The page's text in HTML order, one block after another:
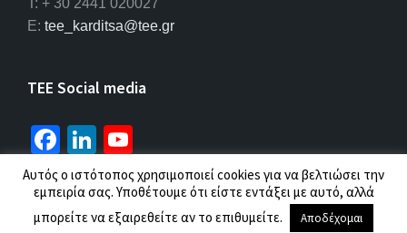
E: tee_karditsa@tee.gr
TEE Social media
Fa
ce
b
Li
n
ke
u
T
© 2026 ΤΕΕ |Πολιτική προσωπικών δεδομένων
Αυτός ο ιστότοπος χρησιμοποιεί cookies για να βελτιώσει την
εμπειρία σας. Υποθέτουμε ότι είστε εντάξει με αυτό, αλλά
μπορείτε να εξαιρεθείτε αν το επιθυμείτε.
Αποδέχομαι